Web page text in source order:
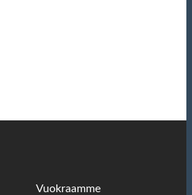
Vuokraamme